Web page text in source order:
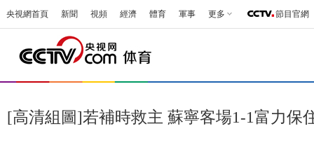
央視網首頁 新聞 視頻 經濟 體育 軍事 更多 節目官網
[高清組圖]若補時救主 蘇寧客場1-1富力保